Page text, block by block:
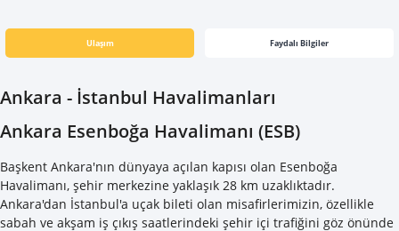
Ulaşım Faydalı Bilgiler
Ankara - İstanbul Havalimanları
Ankara Esenboğa Havalimanı (ESB)
Başkent Ankara'nın dünyaya açılan kapısı olan Esenboğa
Havalimanı, şehir merkezine yaklaşık 28 km uzaklıktadır.
Ankara'dan İstanbul'a uçak bileti olan misafirlerimizin, özellikle
sabah ve akşam iş çıkış saatlerindeki şehir içi trafiğini göz önünde